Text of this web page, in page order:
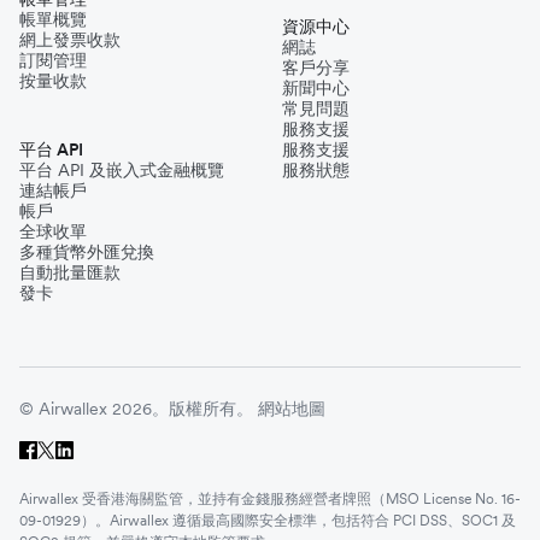
帳單概覽
網上發票收款
訂閱管理
按量收款
平台 API
平台 API 及嵌入式金融概覽
連結帳戶
帳戶
全球收單
多種貨幣外匯兌換
自動批量匯款
發卡
資源中心
網誌
客戶分享
新聞中心
常見問題
服務支援
服務支援
服務狀態
© Airwallex 2026。版權所有。 網站地圖
Airwallex 受香港海關監管，並持有金錢服務經營者牌照（MSO License No. 16-
09-01929）。Airwallex 遵循最高國際安全標準，包括符合 PCI DSS、SOC1 及